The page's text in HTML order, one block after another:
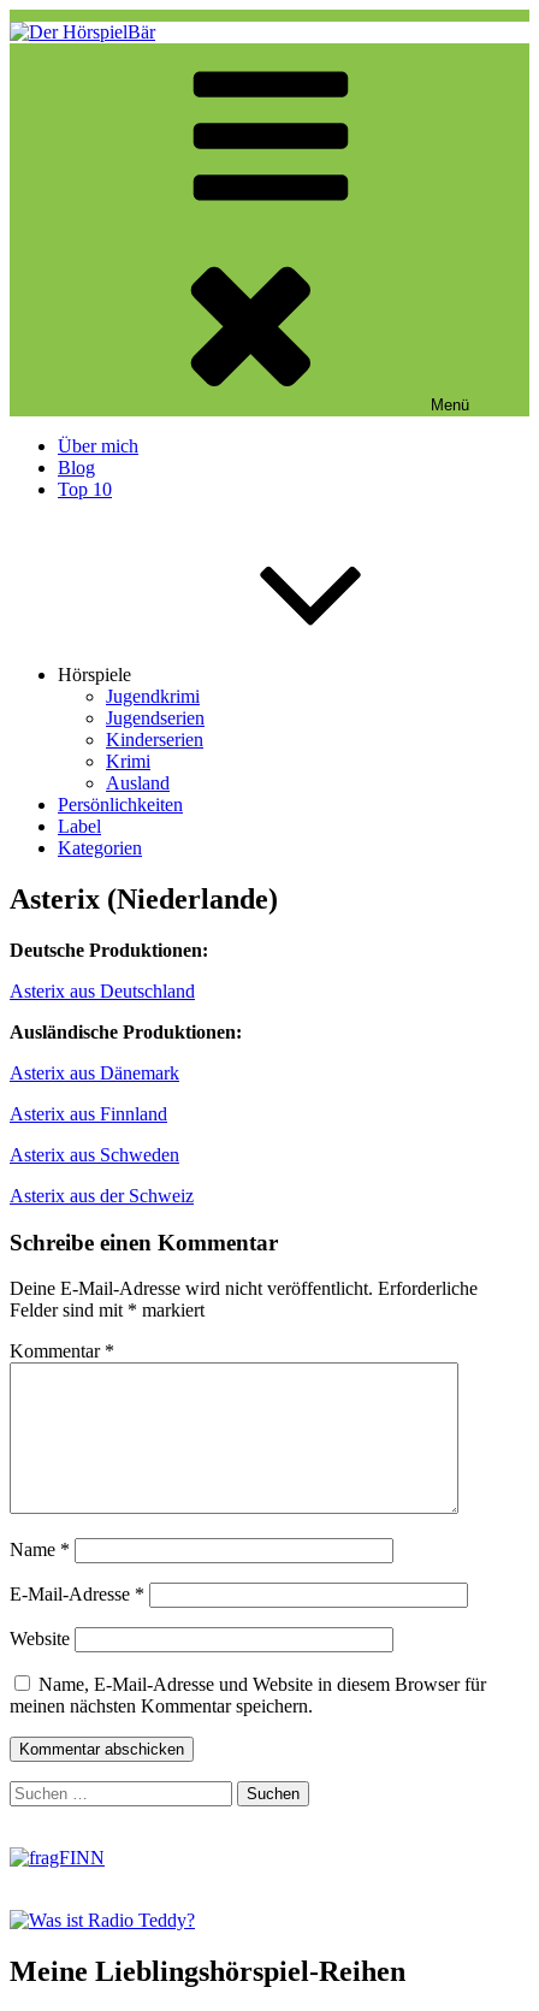
Zum
Inhalt
Eine weitere WordPress-Website
Menü
Über mich
Blog
Top 10
Hörspiele
Jugendkrimi
Jugendserien
Kinderserien
Krimi
Ausland
Persönlichkeiten
Label
Kategorien
Asterix (Niederlande)
Deutsche Produktionen:
Asterix aus Deutschland
Ausländische Produktionen:
Asterix aus Dänemark
Asterix aus Finnland
Asterix aus Schweden
Asterix aus der Schweiz
Schreibe einen Kommentar
Deine E-Mail-Adresse wird nicht veröffentlicht. Erforderliche
Felder sind mit * markiert
Kommentar *
Name *
E-Mail-Adresse *
Website
Name, E-Mail-Adresse und Website in diesem Browser für
meinen nächsten Kommentar speichern.
Zum
Footer
Suchen
nach:
Meine Lieblingshörspiel-Reihen